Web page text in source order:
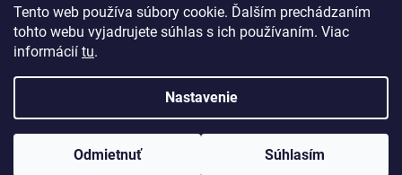
Tento web používa súbory cookie. Ďalším prechádzaním
tohto webu vyjadrujete súhlas s ich používaním. Viac
informácií tu.
Nastavenie
Odmietnuť Súhlasím
Copyright 2026 . Všetky práva vyhradené.